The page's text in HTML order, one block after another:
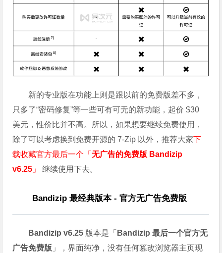
新的专业版在功能上则是跟以前的免费版差不多，
只多了“密码修复”等一些可有可无的新功能，起价 $30
美元，性价比并不高。所以，如果想要继续免费使用，
除了可以考虑换到免费开源的 7-Zip 以外，推荐大家下
载收藏官方最后一个「无广告的免费版 Bandizip
v6.25 」 继续使用下去。
Bandizip 最经典版本 - 官方无广告免费版
Bandizip v6.25 版本是「 Bandizip 最后一个官方无
广告免费版 」，界面纯净，没有任何篡改浏览器主页现